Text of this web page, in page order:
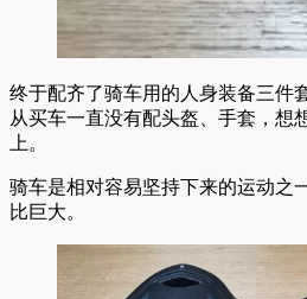
终于配齐了骑车用的人身装备三件
从买车一直没有配头盔、手套，想
上。
骑车是相对容易坚持下来的运动之
比巨大。